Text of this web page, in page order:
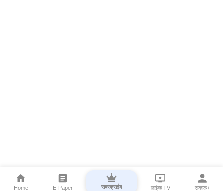
Home E-Paper सबस्क्राईब लाईव्ह TV सकाळ+